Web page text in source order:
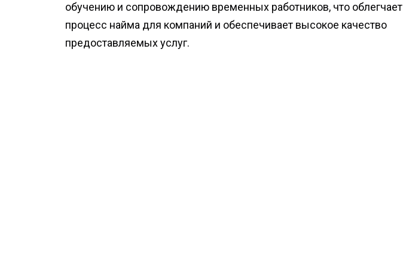
обучению и сопровождению временных работников, что облегчает
процесс найма для компаний и обеспечивает высокое качество
предоставляемых услуг.